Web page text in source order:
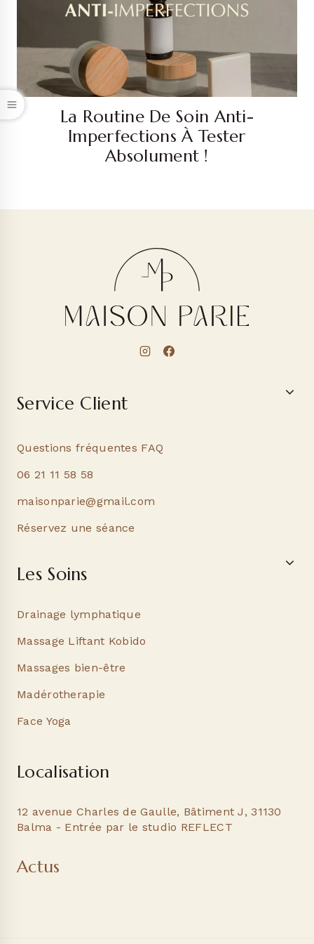
La Routine De Soin Anti-
Imperfections À Tester
Absolument !
Service Client
Questions fréquentes FAQ
06 21 11 58 58
maisonparie@gmail.com
Réservez une séance
Les Soins
Drainage lymphatique
Massage Liftant Kobido
Massages bien-être
Madérotherapie
Face Yoga
Localisation
12 avenue Charles de Gaulle, Bâtiment J, 31130
Balma - Entrée par le studio REFLECT
Actus